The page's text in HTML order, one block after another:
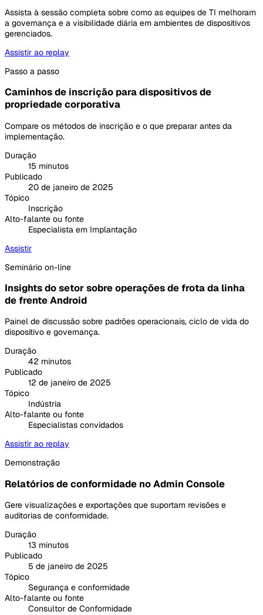
Assista à sessão completa sobre como as equipes de TI melhoram
a governança e a visibilidade diária em ambientes de dispositivos
gerenciados.
Assistir ao replay
Passo a passo
Caminhos de inscrição para dispositivos de
propriedade corporativa
Compare os métodos de inscrição e o que preparar antes da
implementação.
Duração
15 minutos
Publicado
20 de janeiro de 2025
Tópico
Inscrição
Alto-falante ou fonte
Especialista em Implantação
Assistir
Seminário on-line
Insights do setor sobre operações de frota da linha
de frente Android
Painel de discussão sobre padrões operacionais, ciclo de vida do
dispositivo e governança.
Duração
42 minutos
Publicado
12 de janeiro de 2025
Tópico
Indústria
Alto-falante ou fonte
Especialistas convidados
Assistir ao replay
Demonstração
Relatórios de conformidade no Admin Console
Gere visualizações e exportações que suportam revisões e
auditorias de conformidade.
Duração
13 minutos
Publicado
5 de janeiro de 2025
Tópico
Segurança e conformidade
Alto-falante ou fonte
Consultor de Conformidade